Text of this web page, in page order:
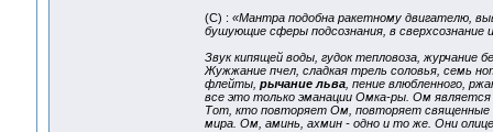
(C) : «Мантра подобна ракетному двигателю,
бушующие сферы подсознания, в
Звук кипящей воды, гудок тепловоза, журчание
Жужжание пчел, сладкая трель соловья, семь
флейты, рычание льва, пение влюбленного,
все это только эманации Омка-ры. Ом
Тот, кто повторяет Ом, повторяет священные
мира. Ом, аминь, ахмин - одно и то же. Они